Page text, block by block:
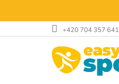
obsah
+420 704 357 641